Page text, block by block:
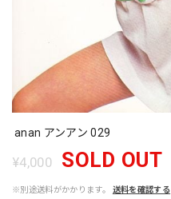
anan アンアン 029
¥4,000 SOLD OUT
※別途送料がかかります。 送料を確認する